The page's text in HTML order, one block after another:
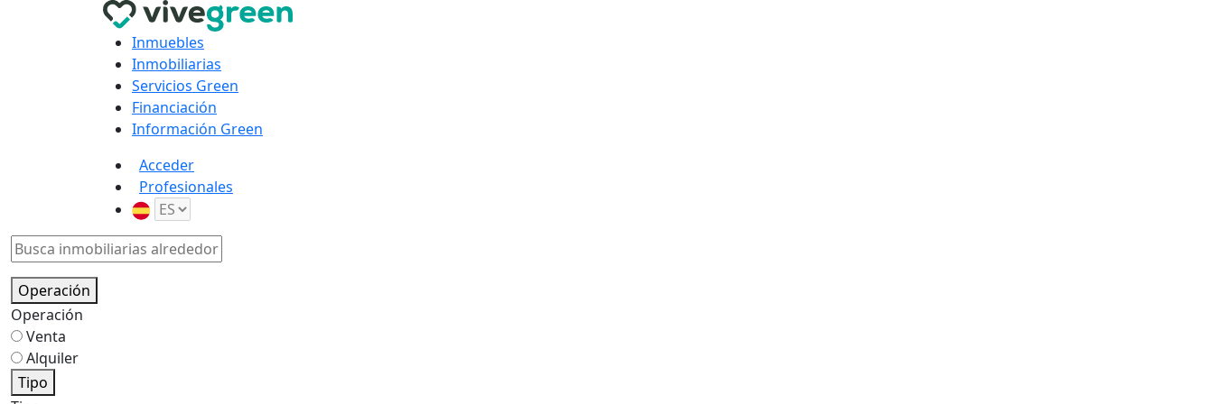
Inmuebles
Inmobiliarias
Servicios Green
Financiación
Información Green
Acceder
Profesionales
Operación
Operación
Venta
Alquiler
Tipo